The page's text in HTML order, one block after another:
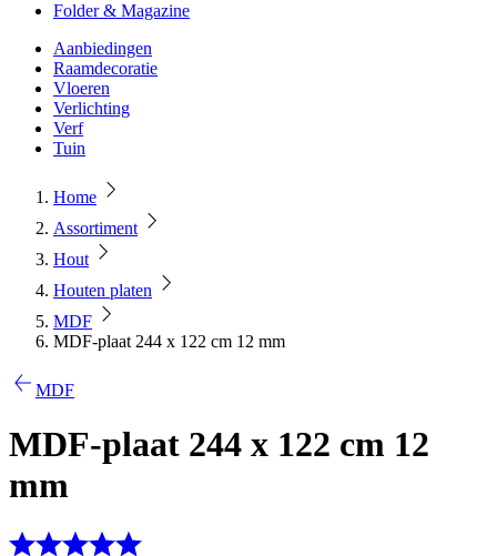
Folder & Magazine
Aanbiedingen
Raamdecoratie
Vloeren
Verlichting
Verf
Tuin
Home
Assortiment
Hout
Houten platen
MDF
MDF-plaat 244 x 122 cm 12 mm
MDF
MDF-plaat 244 x 122 cm 12
mm